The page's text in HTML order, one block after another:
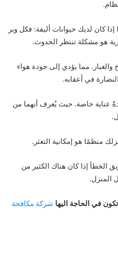
إذا كان لديك حيوانات أليفة: فكل وبر
هو مشكلة تنتظر الحدوث.
والغبار. مما يؤدي إلى جودة هواء
في أعقابه.
عناية خاصة. حيث يُعرف أنهما من
منظمًا هو إمكانية التعثر.
الخطأ إذا كان هناك الكثير من
المنزل.
تكون في الحاجة اليها شركة مكافحة